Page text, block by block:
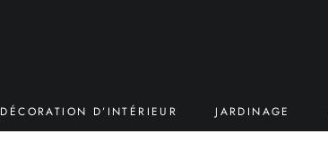
DÉCORATION D’INTÉRIEUR JARDINAGE